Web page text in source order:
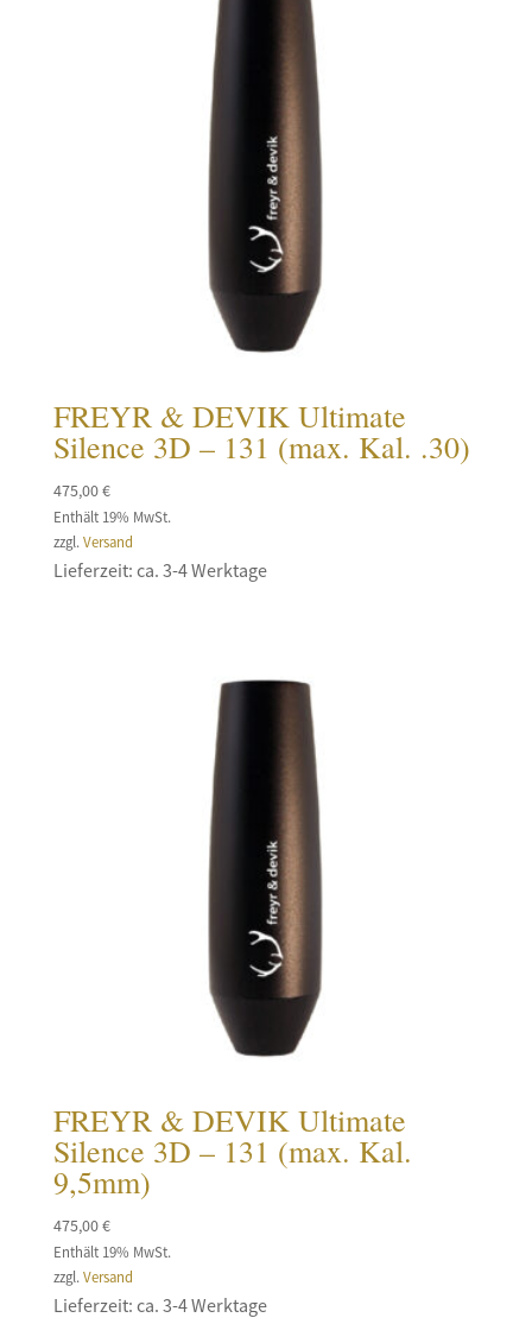
FREYR & DEVIK Ultimate
Silence 3D – 131 (max. Kal. .30)
475,00€
Enthält 19% MwSt.
zzgl. Versand
Lieferzeit: ca. 3-4 Werktage
FREYR & DEVIK Ultimate
Silence 3D – 131 (max. Kal.
9,5mm)
475,00€
Enthält 19% MwSt.
zzgl. Versand
Lieferzeit: ca. 3-4 Werktage